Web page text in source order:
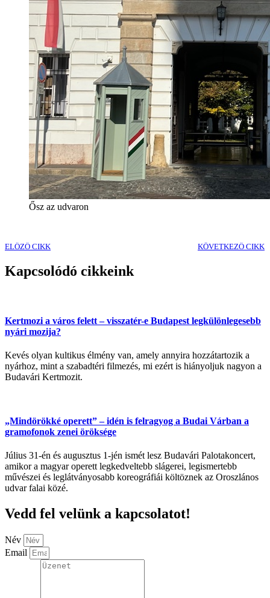
Ősz az udvaron
ELŐZŐ CIKK KÖVETKEZŐ CIKK
Kapcsolódó cikkeink
Kertmozi a város felett – visszatér-e Budapest legkülönlegesebb
nyári mozija?
Kevés olyan kultikus élmény van, amely annyira hozzátartozik a
nyárhoz, mint a szabadtéri filmezés, mi ezért is hiányoljuk nagyon a
Budavári Kertmozit.
„Mindörökké operett” – idén is felragyog a Budai Várban a
gramofonok zenei öröksége
Július 31-én és augusztus 1-jén ismét lesz Budavári Palotakoncert,
amikor a magyar operett legkedveltebb slágerei, legismertebb
művészei és leglátványosabb koreográfiái költöznek az Oroszlános
udvar falai közé.
Vedd fel velünk a kapcsolatot!
Név
Email